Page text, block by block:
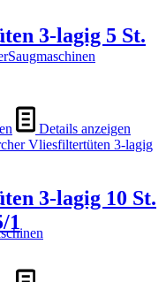
3-lagig 5 St.
Details anzeigen
3-lagig 10 St.
1